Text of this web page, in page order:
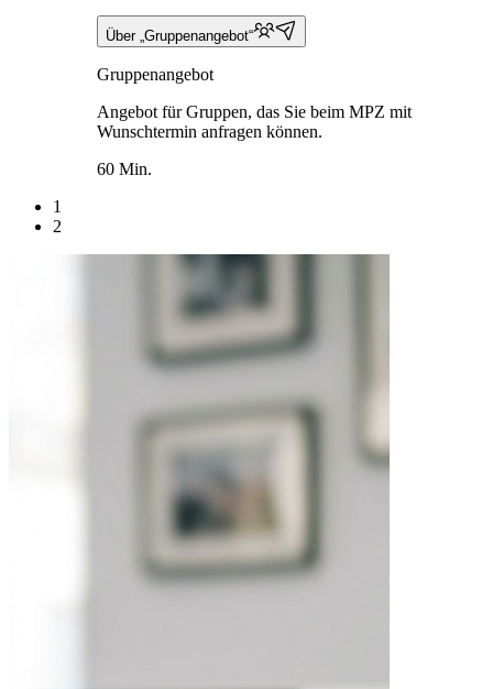
Über „Gruppenangebot“
Gruppenangebot
Angebot für Gruppen, das Sie beim MPZ mit
Wunschtermin anfragen können.
60 Min.
1
2